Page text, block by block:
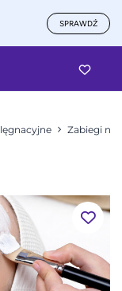
SPRAWDŹ
Zabiegi na